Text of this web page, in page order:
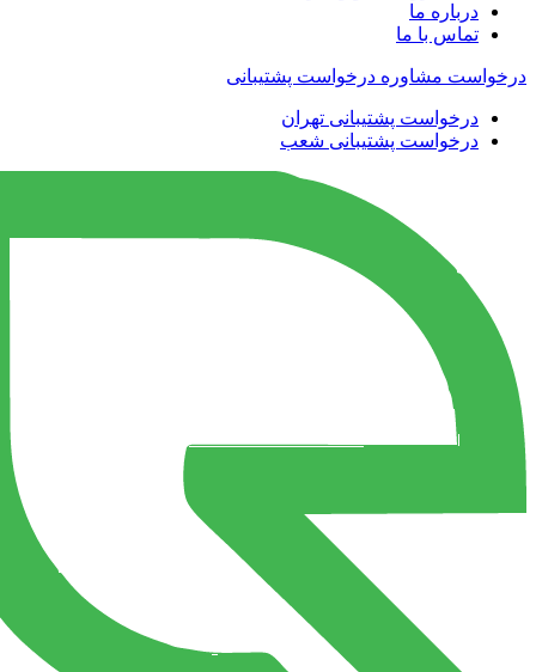
درباره ما
تماس با ما
درخواست مشاوره درخواست پشتیبانی
درخواست پشتیبانی تهران
درخواست پشتیبانی شعب